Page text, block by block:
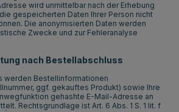
wird unmittelbar nach der Erhebung
gespeicherten Daten Ihrer Person nicht
Die anonymisierten Daten werden
Zwecke und zur Fehleranalyse
nach Bestellabschluss
werden Bestellinformationen
ggf. gekauftes Produkt) sowie Ihre
gehashte E-Mail-Adresse an
Rechtsgrundlage ist Art. 6 Abs. 1 S. 1 lit. f